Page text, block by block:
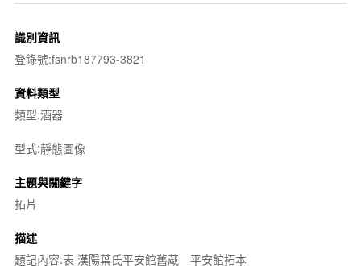
識別資訊
登錄號:fsnrb187793-3821
資料類型
類型:酒器
型式:靜態圖像
主題與關鍵字
拓片
描述
題記內容:表 漢陽葉氏平安館舊蔵 平安館拓本